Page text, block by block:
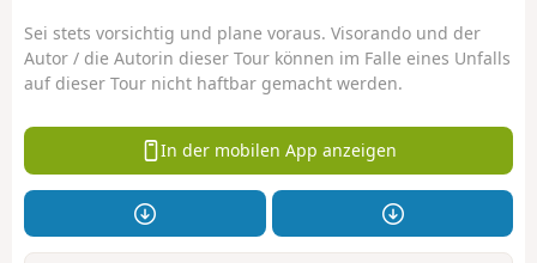
Sei stets vorsichtig und plane voraus. Visorando und der
Autor / die Autorin dieser Tour können im Falle eines Unfalls
auf dieser Tour nicht haftbar gemacht werden.
In der mobilen App anzeigen